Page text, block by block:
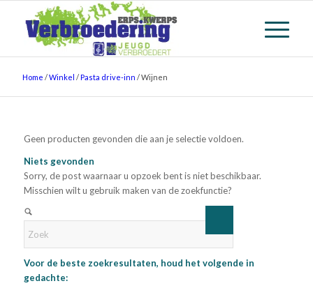
Home /Winkel /Pasta drive-inn /Wijnen
Geen producten gevonden die aan je selectie voldoen.
Niets gevonden
Sorry, de post waarnaar u opzoek bent is niet beschikbaar.
Misschien wilt u gebruik maken van de zoekfunctie?
Voor de beste zoekresultaten, houd het volgende in
gedachte: